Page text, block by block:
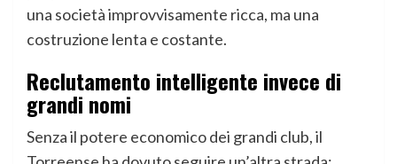
una società improvvisamente ricca, ma una
costruzione lenta e costante.
Reclutamento intelligente invece di
grandi nomi
Senza il potere economico dei grandi club, il